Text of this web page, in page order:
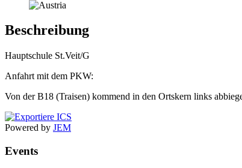
Beschreibung
Hauptschule St.Veit/G
Anfahrt mit dem PKW:
Von der B18 (Traisen) kommend in den Ortskern links
Powered by JEM
Events